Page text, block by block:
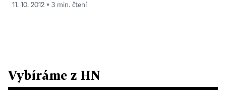
11. 10. 2012 ▪ 3 min. čtení
Vybíráme z HN